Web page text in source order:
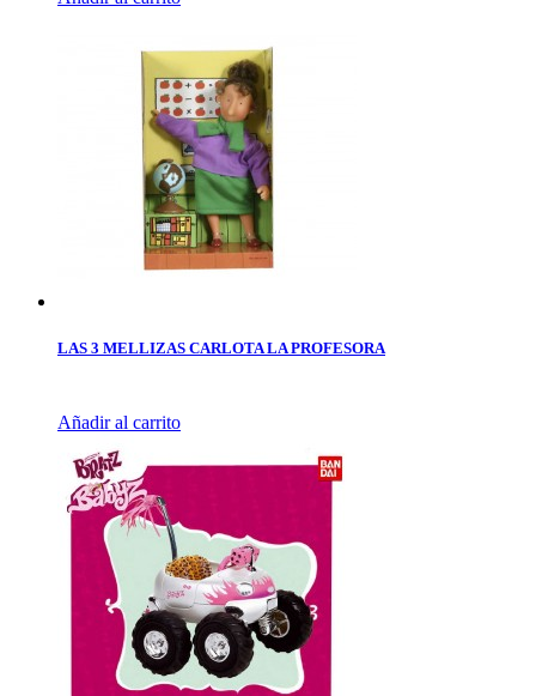
LAS 3 MELLIZAS CARLOTA LA PROFESORA
Añadir al carrito